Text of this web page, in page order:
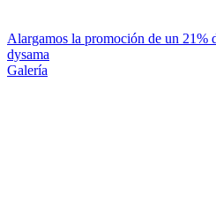
Alargamos la promoción de un 21%
dysama
Galería